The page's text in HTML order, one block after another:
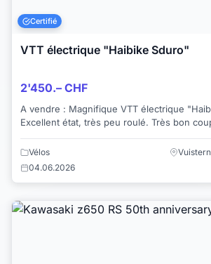
Certifié
VTT électrique "Haibike Sduro"
2'450.– CHF
A vendre : Magnifique VTT électrique
Excellent état, très peu roulé. Très bon
Vélos
04.06.2026